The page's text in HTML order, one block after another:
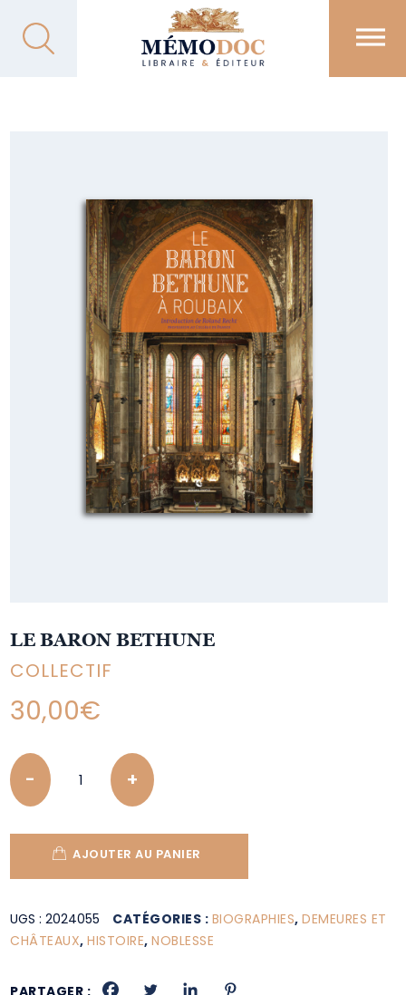
LE BARON BETHUNE
COLLECTIF
30,00€
Quantity
AJOUTER AU PANIER
UGS :2024055 CATÉGORIES : BIOGRAPHIES,DEMEURES ET
CHÂTEAUX,HISTOIRE,NOBLESSE
PARTAGER :